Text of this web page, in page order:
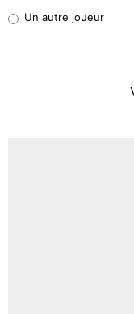
9%
Un autre joueur